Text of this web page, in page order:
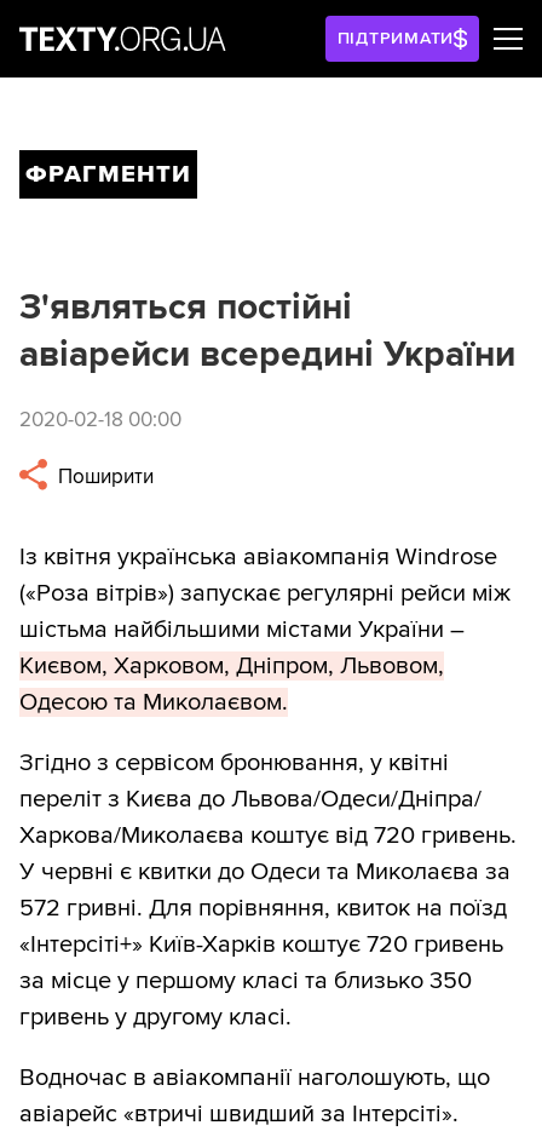
ПІДТРИМАТИ
ФРАГМЕНТИ
З'являться постійні
авіарейси всередині України
2020-02-18 00:00
Поширити
Із квітня українська авіакомпанія Windrose
(«Роза вітрів») запускає регулярні рейси між
шістьма найбільшими містами України –
Києвом, Харковом, Дніпром, Львовом,
Одесою та Миколаєвом.
Згідно з сервісом бронювання, у квітні
переліт з Києва до Львова/Одеси/Дніпра/
Харкова/Миколаєва коштує від 720 гривень.
У червні є квитки до Одеси та Миколаєва за
572 гривні. Для порівняння, квиток на поїзд
«Інтерсіті+» Київ-Харків коштує 720 гривень
за місце у першому класі та близько 350
гривень у другому класі.
Водночас в авіакомпанії наголошують, що
авіарейс «втричі швидший за Інтерсіті».